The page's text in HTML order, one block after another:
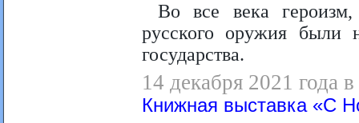
Во все века
русского оружия были
государства.
14 декабря 2021 года
Книжная выставка «С